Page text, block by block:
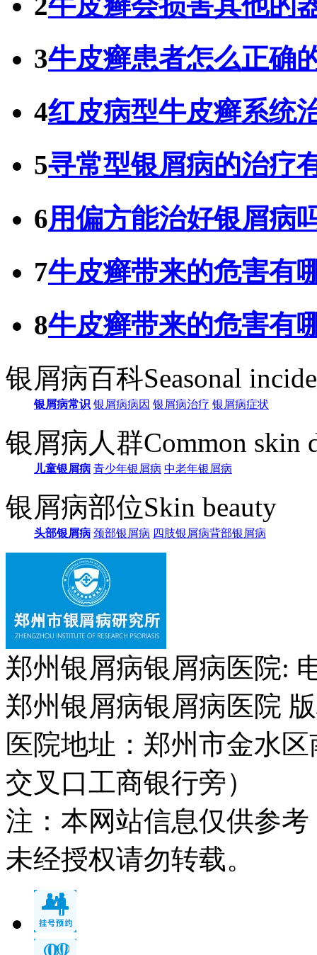
3牛皮癣患者怎么正确
4红皮病型牛皮癣系统
5寻常型银屑病的治疗
6用偏方能治好银屑病
7牛皮癣带来的危害有
8牛皮癣带来的危害有
银屑病百科Seasonal
银屑病常识 银屑病病因 银屑病治疗 银屑病症状
银屑病人群Common skin
儿童银屑病 青少年银屑病 中老年银屑病
银屑病部位Skin beauty
头部银屑病 颈部银屑病 四肢银屑病背部银屑病
郑州银屑病银屑病医院:
郑州银屑病银屑病医院
医院地址：郑州市金水
交叉口工商银行旁）
注：本网站信息仅供参
未经授权请勿转载。